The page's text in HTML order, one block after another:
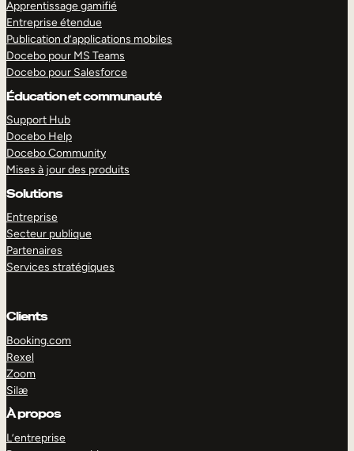
Apprentissage gamifié
Entreprise étendue
Publication d’applications mobiles
Docebo pour MS Teams
Docebo pour Salesforce
Éducation et communauté
Support Hub
Docebo Help
Docebo Community
Mises à jour des produits
Solutions
Entreprise
Secteur publique
Partenaires
Services stratégiques
Clients
Booking.com
Rexel
Zoom
Silæ
À propos
L’entreprise